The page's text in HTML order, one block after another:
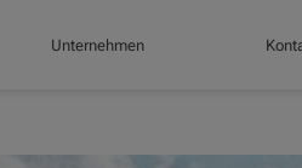
Unternehmen